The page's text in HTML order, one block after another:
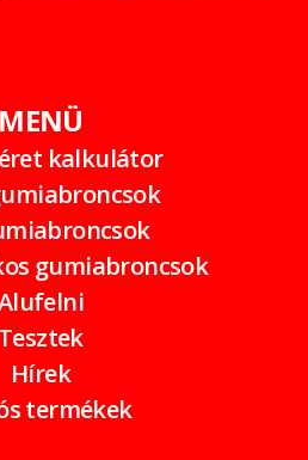
MENÜ
kalkulátor
gumiabroncsok
Tesztek
Hírek
termékek